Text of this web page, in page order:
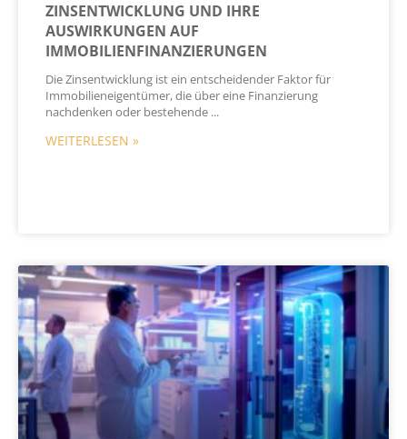
ZINSENTWICKLUNG UND IHRE
AUSWIRKUNGEN AUF
IMMOBILIENFINANZIERUNGEN
Die Zinsentwicklung ist ein entscheidender Faktor für
Immobilieneigentümer, die über eine Finanzierung
nachdenken oder bestehende
WEITERLESEN »